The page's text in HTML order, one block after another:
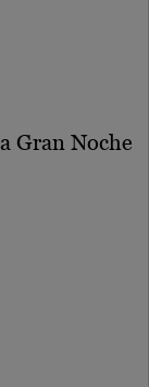
Gran Noche